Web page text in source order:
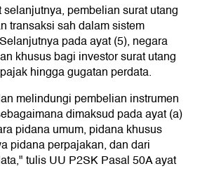
pembelian surat utang
transaksi sah dalam sistem
pada ayat (5), negara
khusus bagi investor surat utang
hingga gugatan perdata.
melindungi pembelian instrumen
dimaksud pada ayat (a)
pidana umum, pidana khusus
pidana perpajakan, dan dari
tulis UU P2SK Pasal 50A ayat